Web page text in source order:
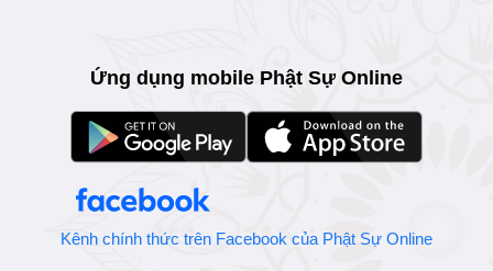
Ứng dụng mobile Phật Sự Online
Kênh chính thức trên Facebook của Phật Sự Online